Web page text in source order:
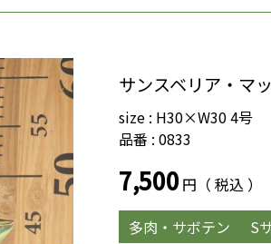
サンスベリア・マ
size : H30×W30 4号
品番 : 0833
7,500 円（ 税込 ）
多肉・サボテン
S